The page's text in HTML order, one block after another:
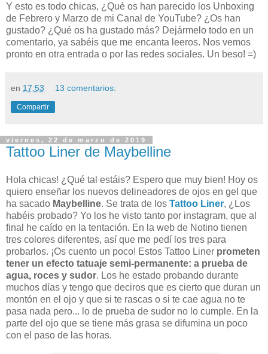
Y esto es todo chicas, ¿Qué os han parecido los Unboxing
de Febrero y Marzo de mi Canal de YouTube? ¿Os han
gustado? ¿Qué os ha gustado más? Dejármelo todo en un
comentario, ya sabéis que me encanta leeros. Nos vemos
pronto en otra entrada o por las redes sociales. Un beso! =)
en 17:53 13 comentarios:
Compartir
viernes, 22 de marzo de 2019
Tattoo Liner de Maybelline
Hola chicas! ¿Qué tal estáis? Espero que muy bien! Hoy os
quiero enseñar los nuevos delineadores de ojos en gel que
ha sacado Maybelline. Se trata de los Tattoo Liner, ¿Los
habéis probado? Yo los he visto tanto por instagram, que al
final he caído en la tentación. En la web de Notino tienen
tres colores diferentes, así que me pedí los tres para
probarlos. ¡Os cuento un poco! Estos Tattoo Liner prometen
tener un efecto tatuaje semi-permanente: a prueba de
agua, roces y sudor. Los he estado probando durante
muchos días y tengo que deciros que es cierto que duran un
montón en el ojo y que si te rascas o si te cae agua no te
pasa nada pero... lo de prueba de sudor no lo cumple. En la
parte del ojo que se tiene más grasa se difumina un poco
con el paso de las horas.